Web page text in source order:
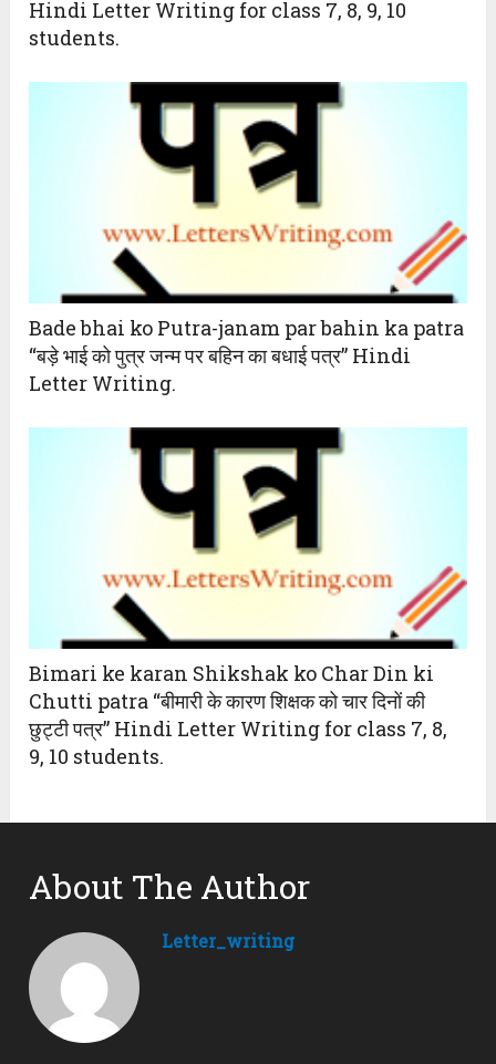
Hindi Letter Writing for class 7, 8, 9, 10
students.
Bade bhai ko Putra-janam par bahin ka patra
“बड़े भाई को पुत्र जन्म पर बहिन का बधाई पत्र” Hindi
Letter Writing.
Bimari ke karan Shikshak ko Char Din ki
Chutti patra “बीमारी के कारण शिक्षक को चार दिनों की
छुट्टी पत्र” Hindi Letter Writing for class 7, 8,
9, 10 students.
About The Author
Letter_writing